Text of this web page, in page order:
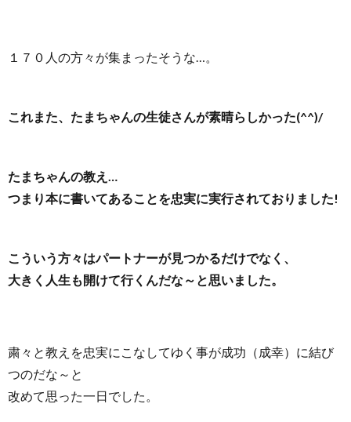
１７０人の方々が集まったそうな…。
これまた、たまちゃんの生徒さんが素晴らしかった(^^)/
たまちゃんの教え…
つまり本に書いてあることを忠実に実行されておりました!
こういう方々はパートナーが見つかるだけでなく、
大きく人生も開けて行くんだな～と思いました。
粛々と教えを忠実にこなしてゆく事が成功（成幸）に結び
つのだな～と
改めて思った一日でした。